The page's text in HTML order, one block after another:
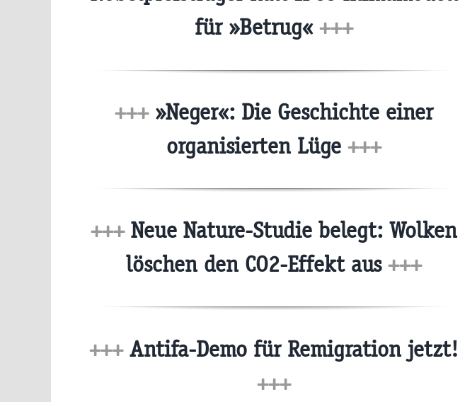
für »Betrug« +++
+++ »Neger«: Die Geschichte einer
organisierten Lüge +++
+++Neue Nature-Studie belegt: Wolken
löschen den CO2-Effekt aus +++
+++Antifa-Demo für Remigration jetzt!
+++